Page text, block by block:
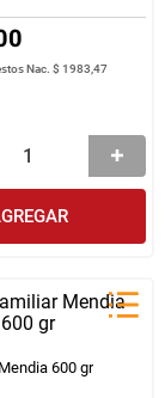
Nac.$ 1983,47
600 gr